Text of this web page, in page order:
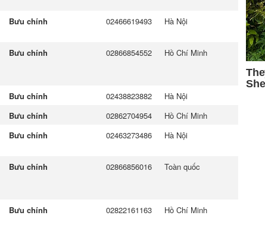
Bưu chính 02466619493 Hà Nội
Bưu chính 02866854552 Hồ Chí Minh
Bưu chính 02438823882
Hà Nội
Bưu chính 02862704954
Hồ Chí Minh
Bưu chính 02463273486 Hà Nội
Bưu chính 02866856016 Toàn quốc
Bưu chính 02822161163 Hồ Chí Minh